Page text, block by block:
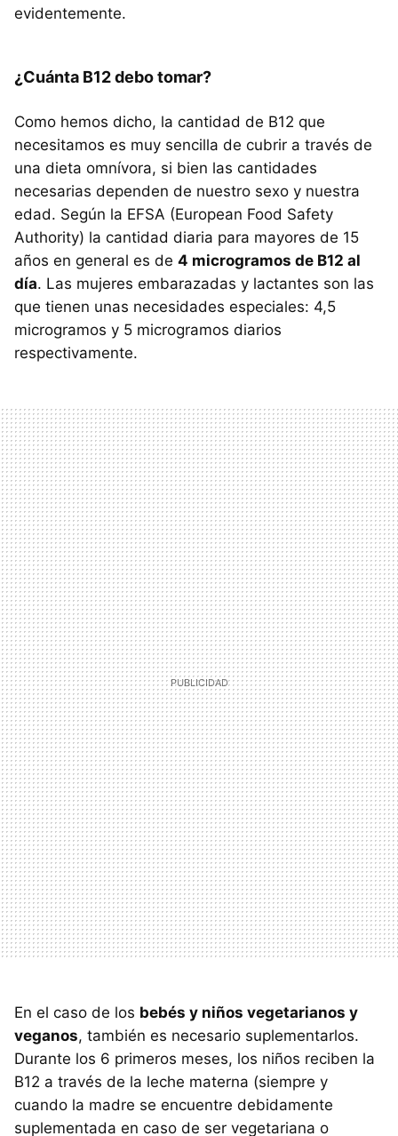
evidentemente.
¿Cuánta B12 debo tomar?
Como hemos dicho, la cantidad de B12 que
necesitamos es muy sencilla de cubrir a través de
una dieta omnívora, si bien las cantidades
necesarias dependen de nuestro sexo y nuestra
edad. Según la EFSA (European Food Safety
Authority) la cantidad diaria para mayores de 15
años en general es de 4 microgramos de B12 al
día. Las mujeres embarazadas y lactantes son las
que tienen unas necesidades especiales: 4,5
microgramos y 5 microgramos diarios
respectivamente.
En el caso de los bebés y niños vegetarianos y
veganos, también es necesario suplementarlos.
Durante los 6 primeros meses, los niños reciben la
B12 a través de la leche materna (siempre y
cuando la madre se encuentre debidamente
suplementada en caso de ser vegetariana o